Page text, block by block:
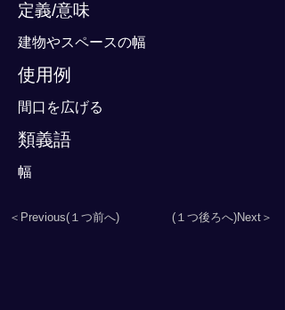
定義/意味
建物やスペースの幅
使用例
間口を広げる
類義語
幅
＜Previous(１つ前へ) (１つ後ろへ)Next＞